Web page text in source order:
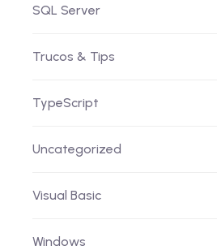
SQL Server
Trucos & Tips
TypeScript
Uncategorized
Visual Basic
Windows